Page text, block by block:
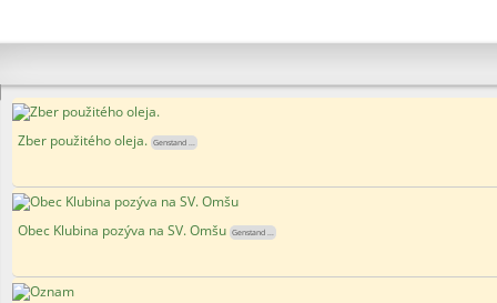
Zber použitého oleja. Genstand ...
Obec Klubina pozýva na SV. Omšu Genstand ...